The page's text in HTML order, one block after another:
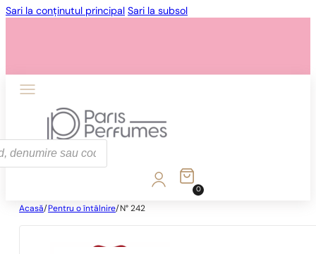
Sari la conținutul principal Sari la subsol
0
Acasă/ Pentru o întâlnire/ N° 242